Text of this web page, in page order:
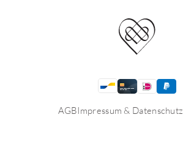
AGBImpressum & Datenschutz